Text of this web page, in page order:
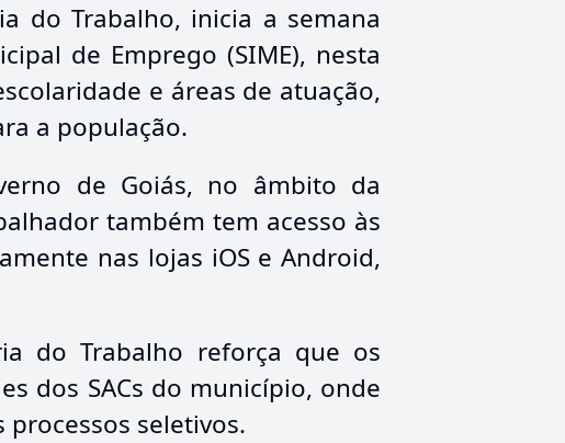
do Trabalho, inicia a semana
de Emprego (SIME), nesta
e áreas de atuação,
a população.
de Goiás, no âmbito da
também tem acesso às
nas lojas iOS e Android,
do Trabalho reforça que os
dos SACs do município, onde
seletivos.